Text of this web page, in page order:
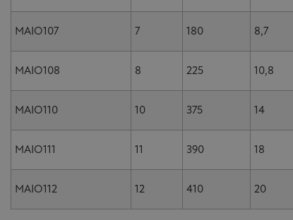
MAIO107 7 180 8,7
MAIO108 8 225 10,8
MAIO110 10 375 14
MAIO111 11 390 18
MAIO112 12 410 20